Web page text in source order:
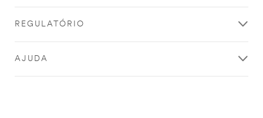
REGULATÓRIO
AJUDA